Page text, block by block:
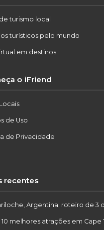
turismo local
turísticos pelo mundo
em destinos
o iFriend
de Uso
de Privacidade
recentes
Argentina: roteiro de 3
10 melhores atrações em Cape